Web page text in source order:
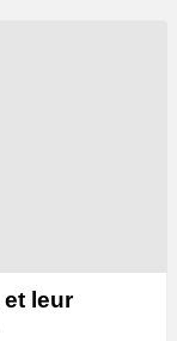
et leur